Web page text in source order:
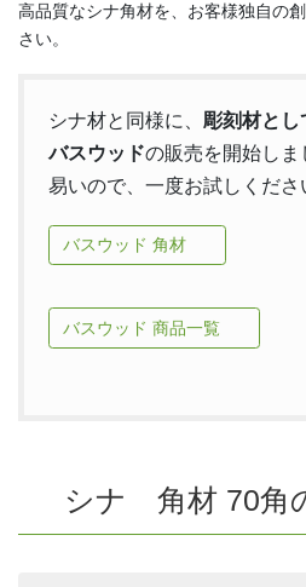
高品質なシナ角材を、お客様独自の
さい。
シナ材と同様に、 彫刻材とし
バスウッドの販売を開始し
易いので、一度お試しくださ
バスウッド 角材
バスウッド 商品一覧
シナ 角材 70角